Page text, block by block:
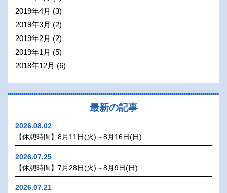
2019年4月 (3)
2019年3月 (2)
2019年2月 (2)
2019年1月 (5)
2018年12月 (6)
最新の記事
2026.08.02
【休憩時間】8月11日(火)～8月16日(日)
2026.07.25
【休憩時間】7月28日(火)～8月9日(日)
2026.07.21